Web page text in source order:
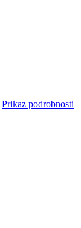
Prikaz podrobnosti